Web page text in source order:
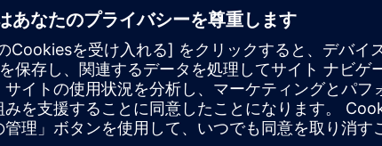
生プログラム
ログラムでは、鉄道信号、鉄道オートメーション、鉄道
アの基礎を築きます。